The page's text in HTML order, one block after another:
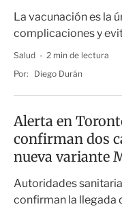
La vacunación es la
complicaciones y
Salud
2 min de lectura
Por:
Diego Durán
Alerta en
confirman dos
nueva variante
Autoridades
confirman la llegada